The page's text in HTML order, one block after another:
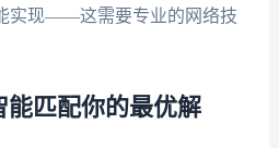
实现——这需要专业的网络技
能匹配你的最优解